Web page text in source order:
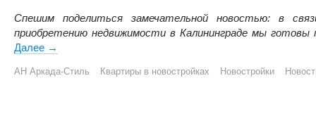
Спешим поделиться замечательной новостью: в
приобретению недвижимости в Калининграде мы
Далее КВАРТИРЫ В НОВОМ ЭКОКВАРТАЛЕ «РУССКАЯ
→
АН Аркада-Стиль Квартиры в новостройках Новостройки